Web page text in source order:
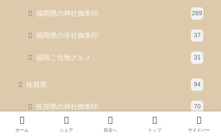
福岡県の神社御朱印 269
福岡県の寺社御朱印 37
福岡ご当地グルメ 31
佐賀県 94
佐賀県の神社御朱印 70
佐賀県の寺社御朱印 15
ホーム シェア 目次へ トップ サイドバー